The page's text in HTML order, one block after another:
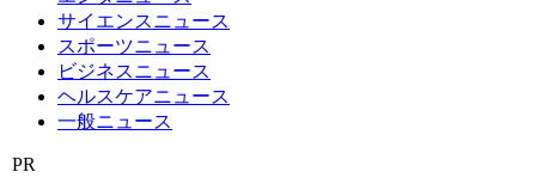
サイエンスニュース
スポーツニュース
ビジネスニュース
ヘルスケアニュース
一般ニュース
PR